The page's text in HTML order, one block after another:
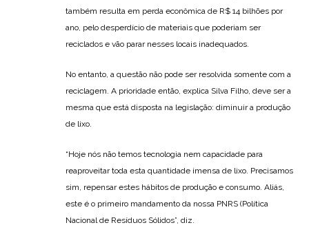
também resulta em perda econômica de R$ 14 bilhões por
ano, pelo desperdício de materiais que poderiam ser
reciclados e vão parar nesses locais inadequados.
No entanto, a questão não pode ser resolvida somente com a
reciclagem. A prioridade então, explica Silva Filho, deve ser a
mesma que está disposta na legislação: diminuir a produção
de lixo.
“Hoje nós não temos tecnologia nem capacidade para
reaproveitar toda esta quantidade imensa de lixo. Precisamos
sim, repensar estes hábitos de produção e consumo. Aliás,
este é o primeiro mandamento da nossa PNRS (Política
Nacional de Resíduos Sólidos”, diz.